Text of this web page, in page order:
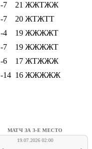
-7 21 ЖЖТЖЖ
-7 20 ЖТЖТТ
-4 19 ЖЖЖЖТ
-7 19 ЖЖЖЖТ
-6 17 ЖТЖЖЖ
-14 16 ЖЖЖЖЖ
МАТЧ ЗА 3-Е МЕСТО
19.07.2026 02:00